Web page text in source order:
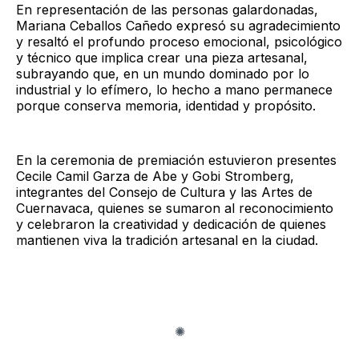
En representación de las personas galardonadas,
Mariana Ceballos Cañedo expresó su agradecimiento
y resaltó el profundo proceso emocional, psicológico
y técnico que implica crear una pieza artesanal,
subrayando que, en un mundo dominado por lo
industrial y lo efímero, lo hecho a mano permanece
porque conserva memoria, identidad y propósito.
En la ceremonia de premiación estuvieron presentes
Cecile Camil Garza de Abe y Gobi Stromberg,
integrantes del Consejo de Cultura y las Artes de
Cuernavaca, quienes se sumaron al reconocimiento
y celebraron la creatividad y dedicación de quienes
mantienen viva la tradición artesanal en la ciudad.